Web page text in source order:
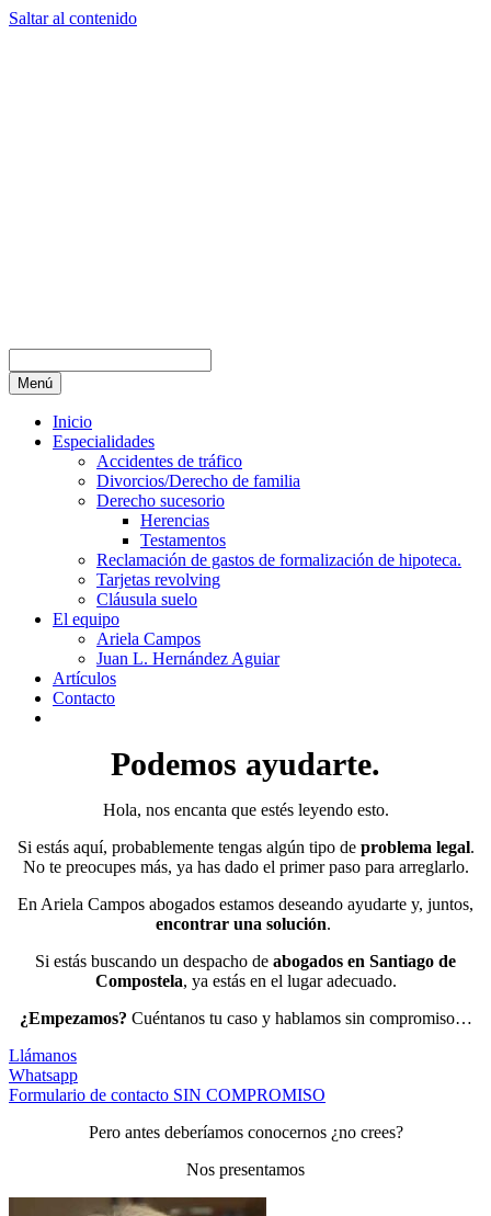
Saltar al contenido
Menú
Inicio
Especialidades
Accidentes de tráfico
Divorcios/Derecho de familia
Derecho sucesorio
Herencias
Testamentos
Reclamación de gastos de formalización de hipoteca.
Tarjetas revolving
Cláusula suelo
El equipo
Ariela Campos
Juan L. Hernández Aguiar
Artículos
Contacto
Podemos ayudarte.
Hola, nos encanta que estés leyendo esto.
Si estás aquí, probablemente tengas algún tipo de problema legal.
No te preocupes más, ya has dado el primer paso para arreglarlo.
En Ariela Campos abogados estamos deseando ayudarte y, juntos,
encontrar una solución.
Si estás buscando un despacho de abogados en Santiago de
Compostela, ya estás en el lugar adecuado.
¿Empezamos? Cuéntanos tu caso y hablamos sin compromiso…
Llámanos
Whatsapp
Formulario de contacto SIN COMPROMISO
Pero antes deberíamos conocernos ¿no crees?
Nos presentamos